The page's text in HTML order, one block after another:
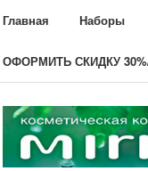
Главная Наборы
ОФОРМИТЬ СКИДКУ